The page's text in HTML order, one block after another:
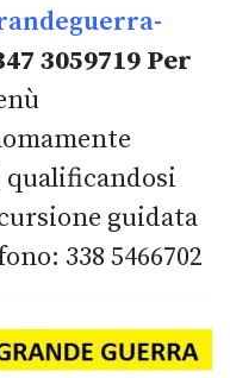
3059719 Per
qualificandosi
guidata
338 5466702